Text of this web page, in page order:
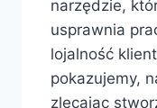
narzędzie,
usprawnia
lojalność
pokazujemy,
zlecając